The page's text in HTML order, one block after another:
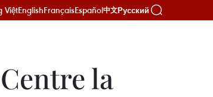
ViệtEnglishFrançaisEspañol中文Русский
la